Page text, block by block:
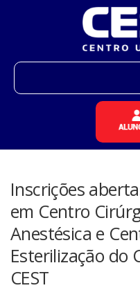
Inscrições
em Centro
Anestésica e
Esterilização do
CEST